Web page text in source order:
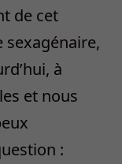
de cet
sexagénaire,
à
et nous
: